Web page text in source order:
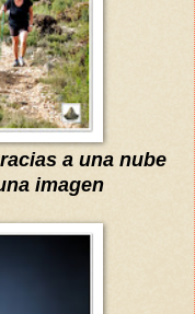
a una nube
imagen